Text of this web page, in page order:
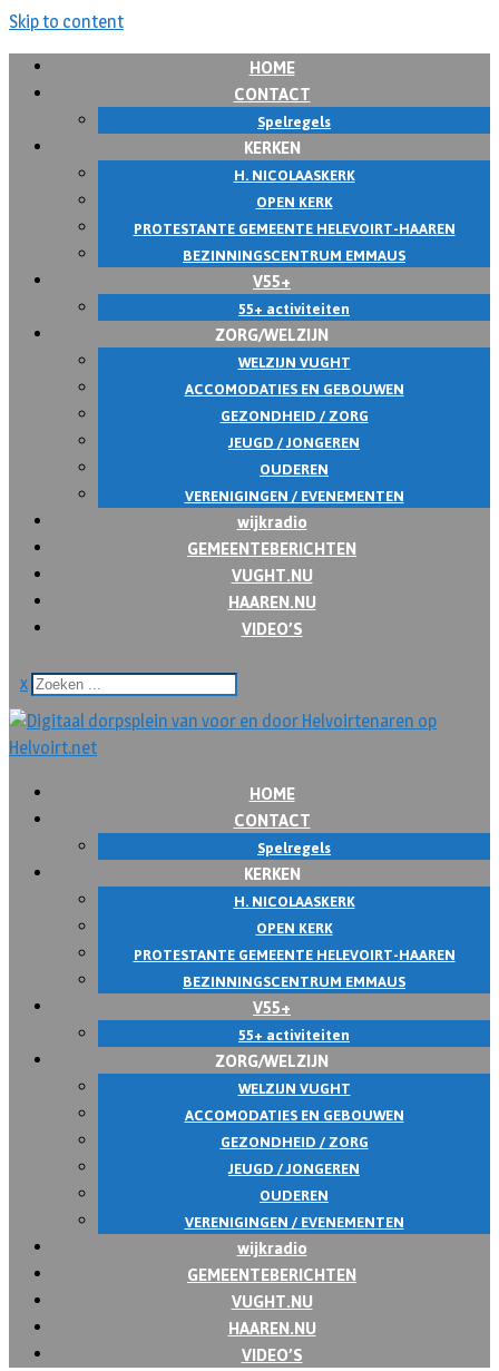
Skip to content
HOME
CONTACT
Spelregels
KERKEN
H. NICOLAASKERK
OPEN KERK
PROTESTANTE GEMEENTE HELEVOIRT-HAAREN
BEZINNINGSCENTRUM EMMAUS
V55+
55+ activiteiten
ZORG/WELZIJN
WELZIJN VUGHT
ACCOMODATIES EN GEBOUWEN
GEZONDHEID / ZORG
JEUGD / JONGEREN
OUDEREN
VERENIGINGEN / EVENEMENTEN
wijkradio
GEMEENTEBERICHTEN
VUGHT.NU
HAAREN.NU
VIDEO’S
x
HOME
CONTACT
Spelregels
KERKEN
H. NICOLAASKERK
OPEN KERK
PROTESTANTE GEMEENTE HELEVOIRT-HAAREN
BEZINNINGSCENTRUM EMMAUS
V55+
55+ activiteiten
ZORG/WELZIJN
WELZIJN VUGHT
ACCOMODATIES EN GEBOUWEN
GEZONDHEID / ZORG
JEUGD / JONGEREN
OUDEREN
VERENIGINGEN / EVENEMENTEN
wijkradio
GEMEENTEBERICHTEN
VUGHT.NU
HAAREN.NU
VIDEO’S